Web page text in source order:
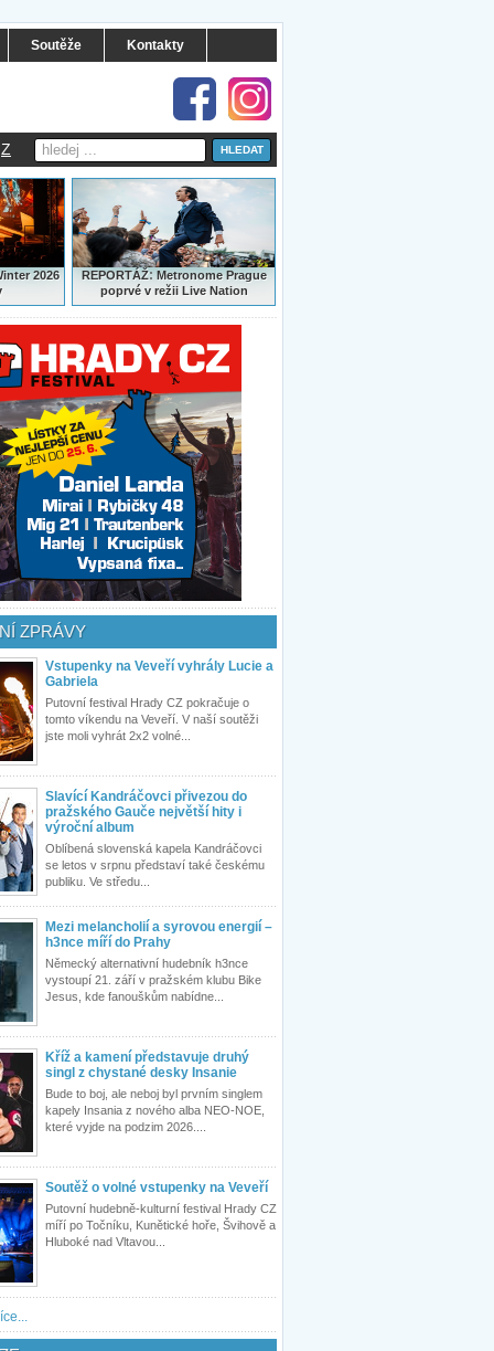
Soutěže Kontakty
Z
2026
REPORTÁŽ:Metronome Prague
poprvé v režii Live Nation
ZPRÁVY
Vstupenky na Veveří vyhrály Lucie a
Gabriela
Putovní festival Hrady CZ pokračuje o
tomto víkendu na Veveří. V naší soutěži
jste moli vyhrát 2x2 volné...
Slavící Kandráčovci přivezou do
pražského Gauče největší hity i
výroční album
Oblíbená slovenská kapela Kandráčovci
se letos v srpnu představí také českému
publiku. Ve středu...
Mezi melancholií a syrovou energií –
h3nce míří do Prahy
Německý alternativní hudebník h3nce
vystoupí 21. září v pražském klubu Bike
Jesus, kde fanouškům nabídne...
Kříž a kamení představuje druhý
singl z chystané desky Insanie
Bude to boj, ale neboj byl prvním singlem
kapely Insania z nového alba NEO-NOE,
které vyjde na podzim 2026....
Soutěž o volné vstupenky na Veveří
Putovní hudebně-kulturní festival Hrady CZ
míří po Točníku, Kunětické hoře, Švihově a
Hluboké nad Vltavou...